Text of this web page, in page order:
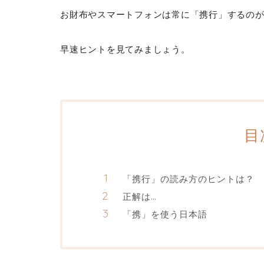
お財布やスマートフォンは常に「携行」するのが
早速ヒントを見てみましょう。
目
「携行」の読み方のヒントは？
正解は…
「携」を使う日本語